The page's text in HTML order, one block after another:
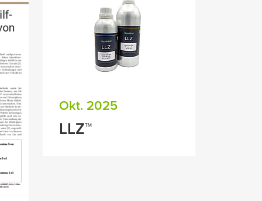
Okt. 2025
LLZ™